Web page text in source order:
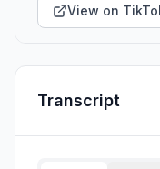
View on
Transcript